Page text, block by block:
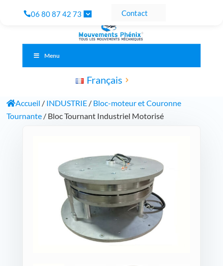
06 80 87 42 73 Contact
Menu
Français
Accueil / INDUSTRIE/ Bloc-moteur et Couronne
Tournante/ Bloc Tournant Industriel Motorisé